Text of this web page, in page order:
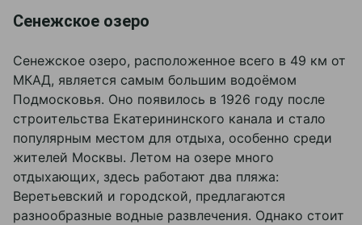
Сенежское озеро
Сенежское озеро, расположенное всего в 49 км от
МКАД, является самым большим водоёмом
Подмосковья. Оно появилось в 1926 году после
строительства Екатерининского канала и стало
популярным местом для отдыха, особенно среди
жителей Москвы. Летом на озере много
отдыхающих, здесь работают два пляжа:
Веретьевский и городской, предлагаются
разнообразные водные развлечения. Однако стоит